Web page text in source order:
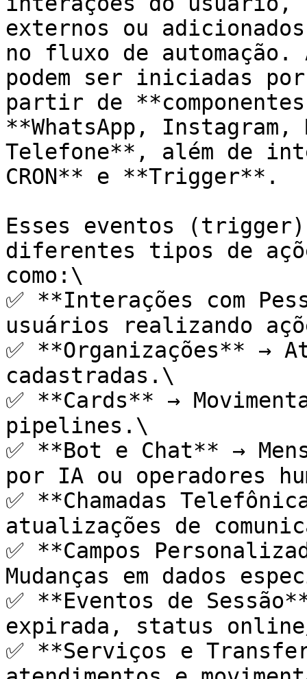
externos ou
no fluxo de automação.
podem ser iniciadas
partir de
**WhatsApp,
Telefone**, além de
CRON** e **Trigger**.
Esses eventos (trigger)
diferentes tipos de
como:\
✅ **Interações com
usuários realizando
✅ **Organizações** →
cadastradas.\
✅ **Cards** →
pipelines.\
✅ **Bot e Chat** →
por IA ou operadores
✅ **Chamadas
atualizações de
✅ **Campos
Mudanças em dados
✅ **Eventos de
expirada, status
✅ **Serviços e